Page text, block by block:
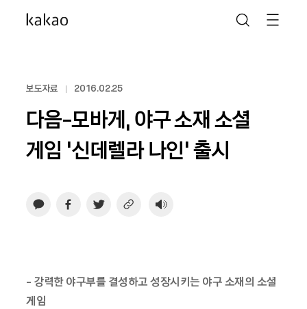
보도자료 2016.02.25
다음-모바게, 야구 소재 소셜
게임 ‘신데렐라 나인’ 출시
- 강력한 야구부를 결성하고 성장시키는 야구 소재의 소셜
게임